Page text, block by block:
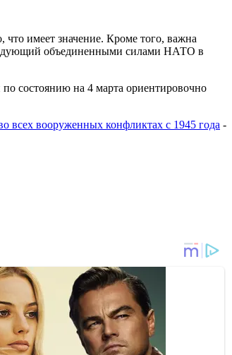
имеет значение. Кроме того, важна
объединенными силами НАТО в
состоянию на 4 марта ориентировочно
всех вооруженных конфликтах с 1945 года -